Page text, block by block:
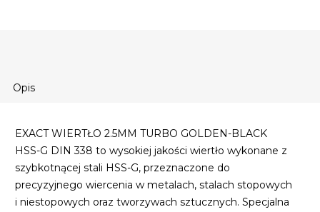
Opis
EXACT WIERTŁO 2.5MM TURBO GOLDEN-BLACK
HSS-G DIN 338 to wysokiej jakości wiertło wykonane z
szybkotnącej stali HSS-G, przeznaczone do
precyzyjnego wiercenia w metalach, stalach stopowych
i niestopowych oraz tworzywach sztucznych. Specjalna